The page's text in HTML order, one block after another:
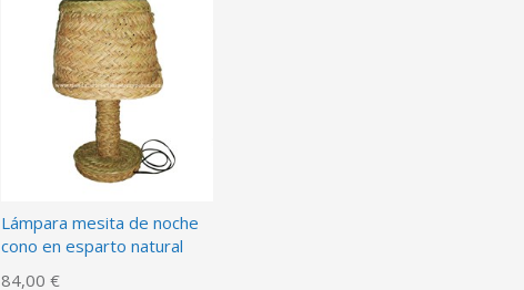
Lámpara mesita de noche
cono en esparto natural
84,00 €